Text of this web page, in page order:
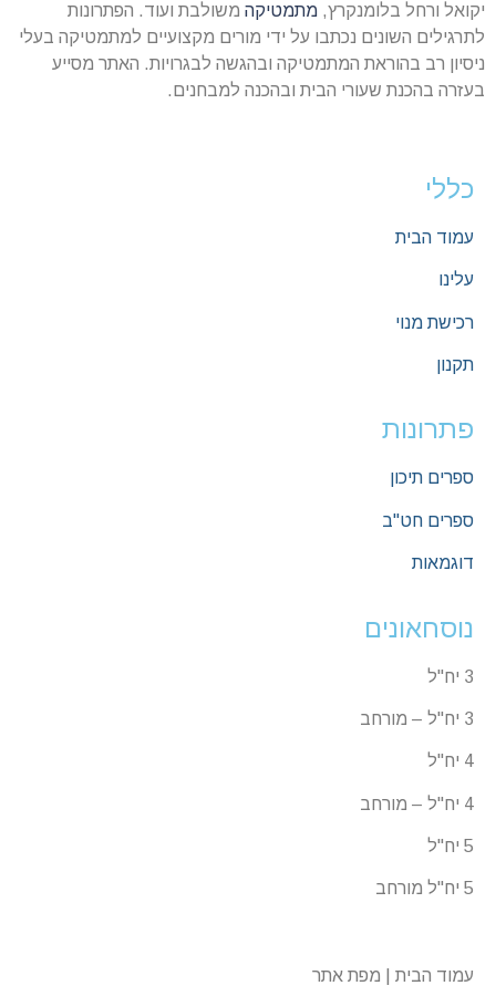
יקואל ורחל בלומנקרץ, מתמטיקה משולבת ועוד. הפתרונות
לתרגילים השונים נכתבו על ידי מורים מקצועיים למתמטיקה בעלי
ניסיון רב בהוראת המתמטיקה ובהגשה לבגרויות. האתר מסייע
בעזרה בהכנת שעורי הבית ובהכנה למבחנים.
כללי
עמוד הבית
עלינו
רכישת מנוי
תקנון
פתרונות
ספרים תיכון
ספרים חט"ב
דוגמאות
נוסחאונים
3 יח"ל
3 יח"ל – מורחב
4 יח"ל
4 יח"ל – מורחב
5 יח"ל
5 יח"ל מורחב
עמוד הבית | מפת אתר